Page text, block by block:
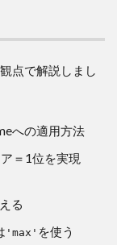
点で解説しまし
への適用方法
＝1位を実現
る
'max' を使う